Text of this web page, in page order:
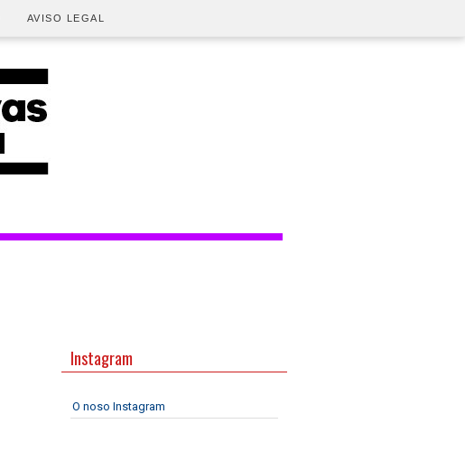
AVISO LEGAL
Instagram
O noso Instagram